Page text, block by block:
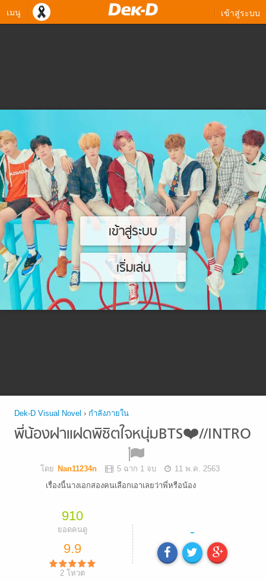
เมนู เข้าสู่ระบบ
เข้าสู่ระบบ
เริ่มเล่น
Dek-D Visual Novel › กำลังภายใน
พี่น้องฝาแฝดพิชิตใจหนุ่มBTS❤️//INTRO
โดย Nan11234n 5 ฉาก 1 จบ
11 พ.ค. 2563
เรื่องนี้นางเอกสองคนเลือกเอาเลยว่าพี่หรือน้อง
910
ยอดคนดู
9.9
2โหวต
-